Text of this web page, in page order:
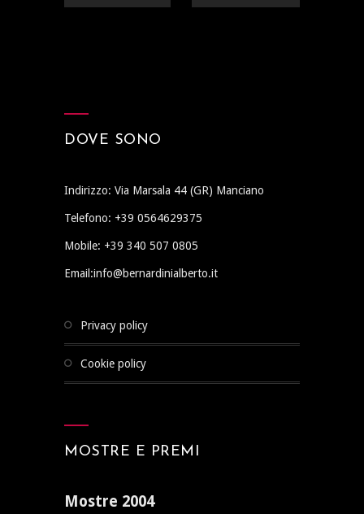
DOVE SONO
Indirizzo: Via Marsala 44 (GR) Manciano
Telefono: +39 0564629375
Mobile: +39 340 507 0805
Email:info@bernardinialberto.it
privacy policy
cookie policy
MOSTRE E PREMI
Mostre 2004